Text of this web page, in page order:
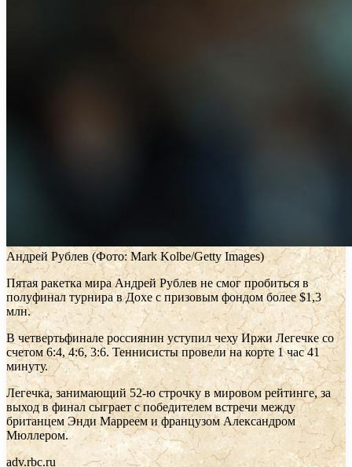
Андрей Рублев(Фото: Mark Kolbe/Getty Images)
Пятая ракетка мира Андрей Рублев не смог пробиться в
полуфинал турнира в Дохе с призовым фондом более $1,3
млн.
В четвертьфинале россиянин уступил чеху Иржи Легечке со
счетом 6:4, 4:6, 3:6. Теннисисты провели на корте 1 час 41
минуту.
Легечка, занимающий 52-ю строчку в мировом рейтинге, за
выход в финал сыграет с победителем встречи между
британцем Энди Марреем и французом Александром
Мюллером.
adv.rbc.ru